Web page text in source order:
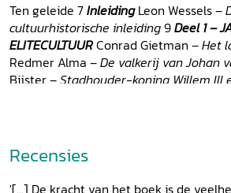
Ten geleide 7InleidingLeon Wessels –
cultuurhistorische inleiding9Deel 1 –
ELITECULTUURConrad Gietman –Het
Redmer Alma –De valkerij van Johan
Bijster –Stadhouder-koning Willem III
De adellijke jacht op
landgoederen in de negentiende en
van tradities? De jacht op landgoed
121 Aafke Brunt –
Twickel142Deel 2 – LANDSCHAP EN
Recensies